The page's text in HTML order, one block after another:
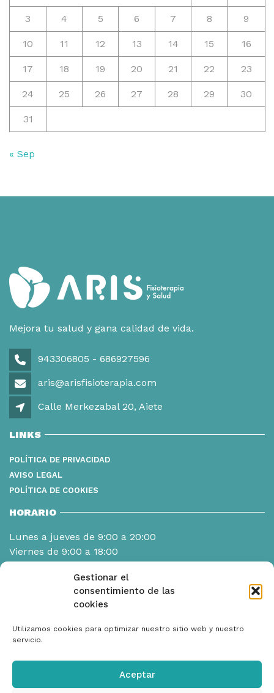
Gestionar el
consentimiento de las
cookies
Utilizamos cookies para optimizar nuestro sitio web y nuestro
servicio.
Aceptar
3 4 5 6 7 8 9
10 11 12 13 14 15 16
17 18 19 20 21 22 23
24 25 26 27 28 29 30
31
« Sep
Mejora tu salud y gana calidad de vida.
943306805 - 686927596
aris@arisfisioterapia.com
Calle Merkezabal 20, Aiete
LINKS
POLÍTICA DE PRIVACIDAD
AVISO LEGAL
POLÍTICA DE COOKIES
HORARIO
Lunes a jueves de 9:00 a 20:00
Viernes de 9:00 a 18:00